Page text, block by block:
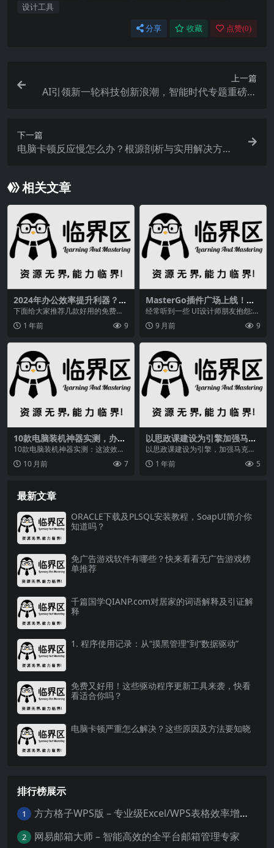
设计工具
分享 收藏 点赞(0)
上一篇
AI引领新一轮科技创新浪潮，智能时代专题重磅来
下一篇
电脑卡顿反应慢怎么办？根源剖析与实用解决方案
相关文章
2024年办公效率提升利器？8
款办公软件推荐及Office卸载
工具介绍
下面给大家推荐几款好用的免费的
office办公软件，有需要的小伙伴们
来了解一下...
1 年前 9
MasterGo插件广场上线！一
键安装8款高效工具，解决UI
设计师素材烦恼
经常听到一些 UI设计师朋友抱怨:工
作中发现某个页面的字体很漂亮,很
想知道到底是...
9 月前 9
10款电脑装机神器实测，办公
娱乐全搞定，Win用户狂喜
10款电脑装机神器实测：这波效率
直接拉满，Win用户狂喜！——学
姐数码评测兄弟们...
10 月前 7
以思政课建设为引擎加强马理
论学习研究宣传，北京取得积
极进展
以思政课建设为引擎，加强马克思
主义理论学习研究宣传 北京
市 党的十八大以来，...
1 年前 5
最新文章
ORACLE下载及PLSQL安装教程，SoapUI简介你
知道吗？
免广告游戏软件有哪些？快来看看无广告游戏榜
单推荐
千篇国学QIANP.com对居家的词语解释及引证解
释
1. 程序使用记录：从“摸黑管理”到“数据驱动”
免费又好用！这些驱动程序更新工具来袭，快看
看适合你吗？
电脑卡顿严重怎么解决？这些原因及方法要知晓
排行榜展示
1 方方格子WPS版 – 专业级Excel/WPS表格效率增强插件
2 网易邮箱大师 – 智能高效的全平台邮箱管理专家